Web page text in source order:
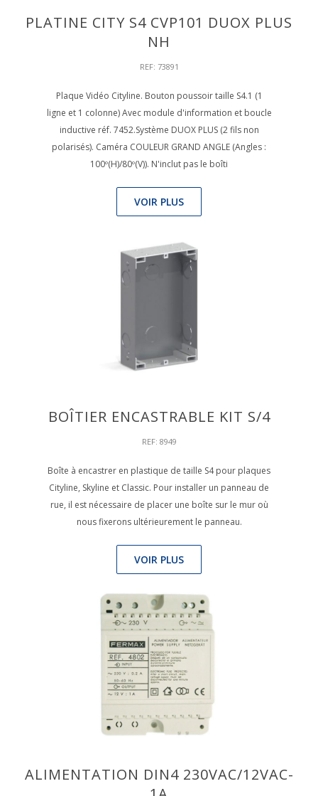
PLATINE CITY S4 CVP101 DUOX PLUS
NH
REF: 73891
Plaque Vidéo Cityline. Bouton poussoir taille S4.1 (1
ligne et 1 colonne) Avec module d'information et boucle
inductive réf. 7452.Système DUOX PLUS (2 fils non
polarisés). Caméra COULEUR GRAND ANGLE (Angles :
100º(H)/80º(V)). N'inclut pas le boîti
VOIR PLUS
BOÎTIER ENCASTRABLE KIT S/4
REF: 8949
Boîte à encastrer en plastique de taille S4 pour plaques
Cityline, Skyline et Classic. Pour installer un panneau de
rue, il est nécessaire de placer une boîte sur le mur où
nous fixerons ultérieurement le panneau.
VOIR PLUS
ALIMENTATION DIN4 230VAC/12VAC-